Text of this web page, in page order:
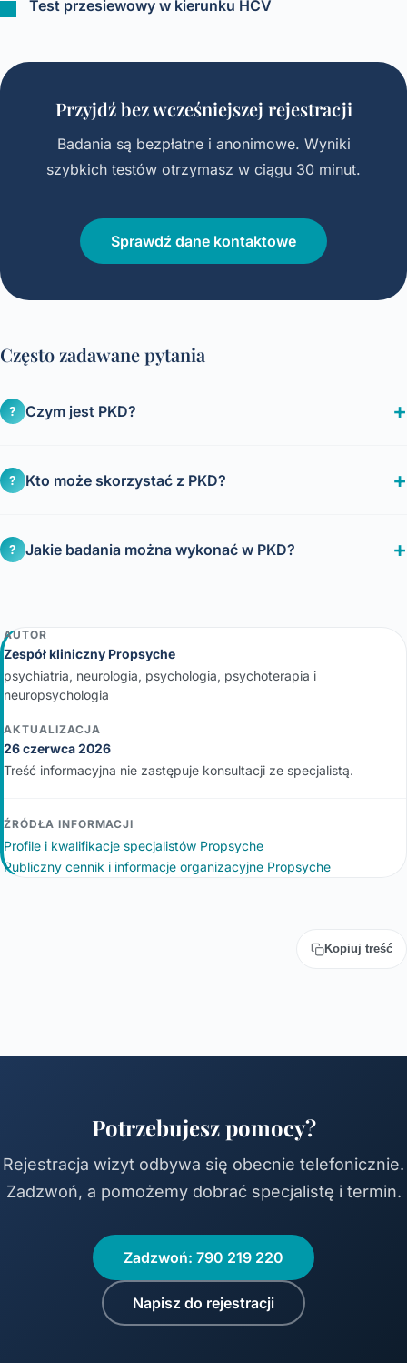
Test przesiewowy w kierunku HCV
Przyjdź bez wcześniejszej rejestracji
Badania są bezpłatne i anonimowe. Wyniki
szybkich testów otrzymasz w ciągu 30 minut.
Sprawdź dane kontaktowe
Często zadawane pytania
? Czym jest PKD?
? Kto może skorzystać z PKD?
? Jakie badania można wykonać w PKD?
AUTOR
Zespół kliniczny Propsyche
psychiatria, neurologia, psychologia, psychoterapia i
neuropsychologia
AKTUALIZACJA
26 czerwca 2026
Treść informacyjna nie zastępuje konsultacji ze specjalistą.
ŹRÓDŁA INFORMACJI
Profile i kwalifikacje specjalistów Propsyche
Publiczny cennik i informacje organizacyjne Propsyche
Kopiuj treść
Potrzebujesz pomocy?
Rejestracja wizyt odbywa się obecnie telefonicznie.
Zadzwoń, a pomożemy dobrać specjalistę i termin.
Zadzwoń: 790 219 220
Napisz do rejestracji